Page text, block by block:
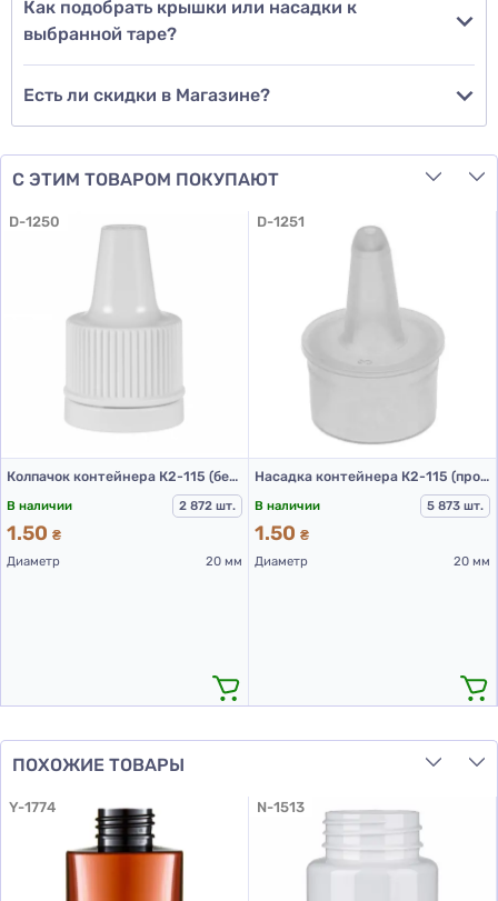
Как подобрать крышки или насадки к
выбранной таре?
Есть ли скидки в Магазине?
С ЭТИМ ТОВАРОМ ПОКУПАЮТ
D-1250
Колпачок контейнера К2-115 (белый)
В наличии
2 872 шт.
1.50 ₴
Диаметр
20 мм
D-1251
Насадка контейнера К2-115 (прозрачный)
В наличии
5 873 шт.
1.50 ₴
Диаметр
20 мм
ПОХОЖИЕ ТОВАРЫ
Y-1774 N-1513